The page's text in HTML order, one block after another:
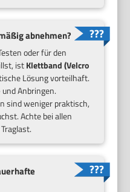
abnehmen?
oder für den
istKlettband (Velcro
Lösung vorteilhaft.
Anbringen.
sind weniger praktisch,
Achte bei allen